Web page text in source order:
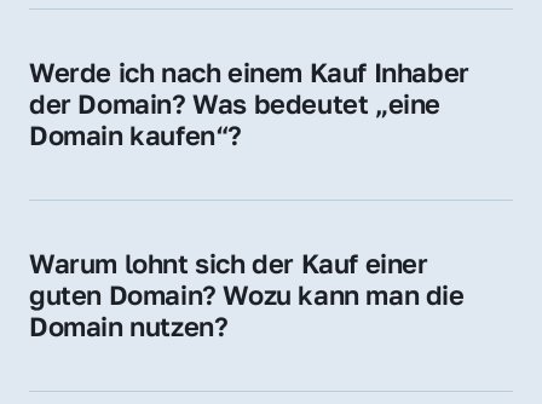
Werde ich nach einem Kauf Inhaber
der Domain? Was bedeutet „eine
Domain kaufen“?
Sie erhalten alle Rechte zur Nutzung,
Domain.
Warum lohnt sich der Kauf einer
guten Domain? Wozu kann man die
Domain nutzen?